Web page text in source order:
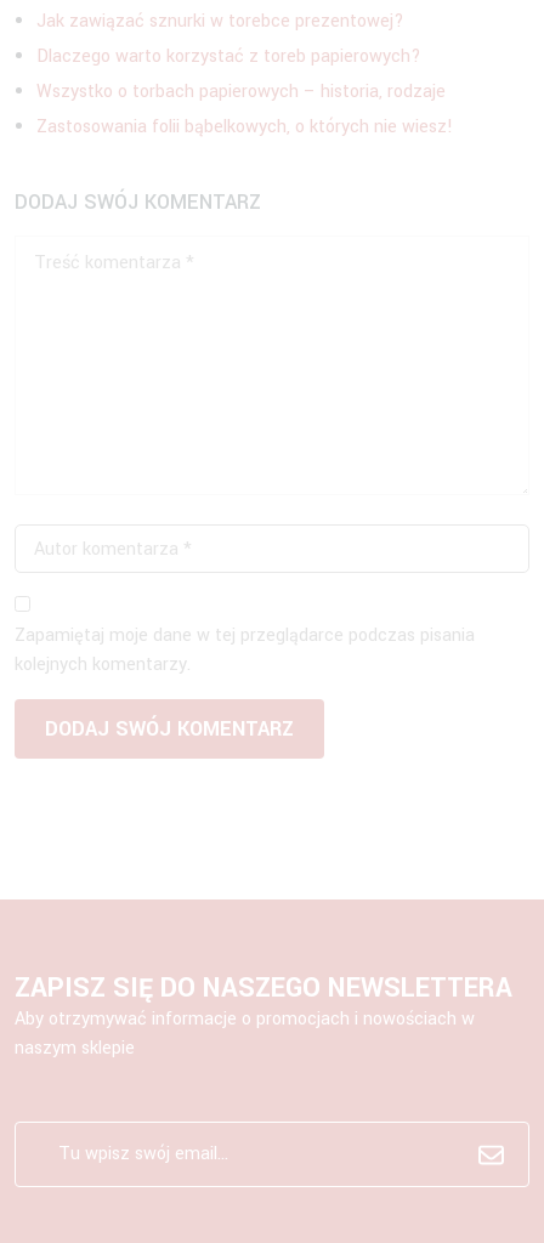
Jak zawiązać sznurki w torebce prezentowej?
Dlaczego warto korzystać z toreb papierowych?
Wszystko o torbach papierowych – historia, rodzaje
Zastosowania folii bąbelkowych, o których nie wiesz!
DODAJ SWÓJ KOMENTARZ
Zapamiętaj moje dane w tej przeglądarce podczas pisania
kolejnych komentarzy.
ZAPISZ SIĘ DO NASZEGO NEWSLETTERA
Aby otrzymywać informacje o promocjach i nowościach w
naszym sklepie